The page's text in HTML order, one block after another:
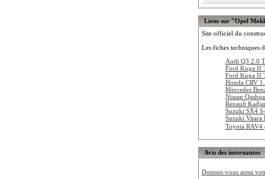
Liens sur "Opel
Site officiel du
Les fiches techniques
Audi Q3 2.0
Ford Kuga II
Ford Kuga II
Honda CRV
Mercedes
Nissan
Renault
Suzuki SX4
Suzuki Vitara
Toyota
Avis des internautes
Donnez-vous aussi